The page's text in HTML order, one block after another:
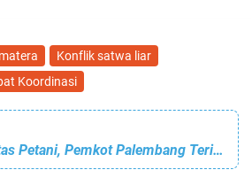
Konflik satwa liar
Koordinasi
Dorong Produktivitas Petani, Pemkot Palembang Terima Bantuan Alsintan dan Benih dari Kementerian Pertanian